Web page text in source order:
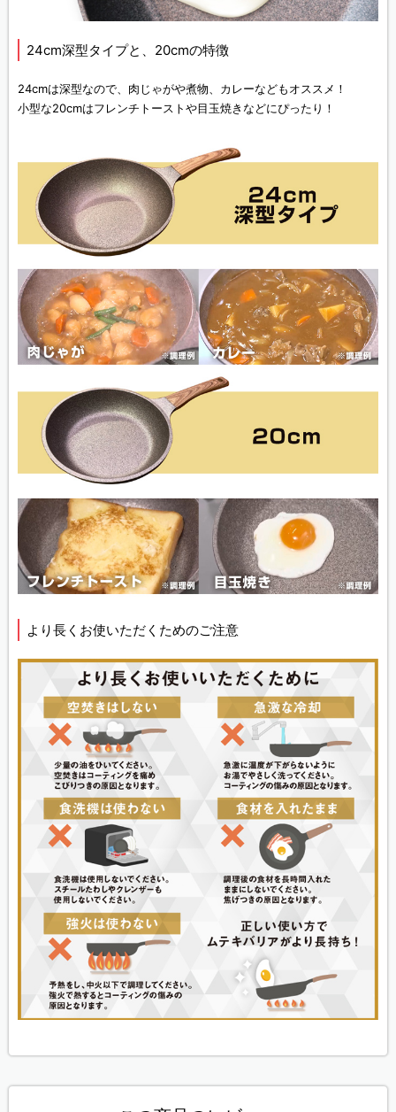
24cm深型タイプと、20cmの特徴
24cmは深型なので、肉じゃがや煮物、カレーなどもオススメ！
小型な20cmはフレンチトーストや目玉焼きなどにぴったり！
より長くお使いただくためのご注意